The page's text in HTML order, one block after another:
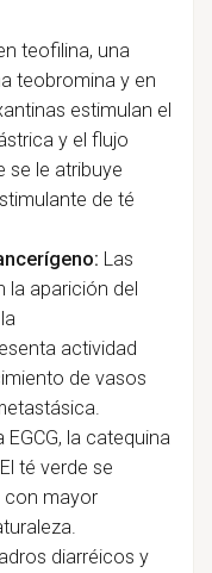
teofilina, una
teobromina y en
estimulan el
y el flujo
se le atribuye
de té
Las
la aparición del
actividad
de vasos
la catequina
té verde se
con mayor
diarréicos y